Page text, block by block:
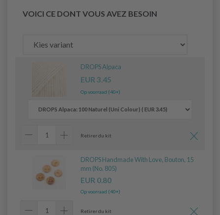
VOICI CE DONT VOUS AVEZ BESOIN
DROPS Alpaca
EUR 3.45
Op voorraad (40+)
Retirer du kit
DROPS Handmade With Love, Bouton, 15
mm (No. 805)
EUR 0.80
Op voorraad (40+)
Retirer du kit